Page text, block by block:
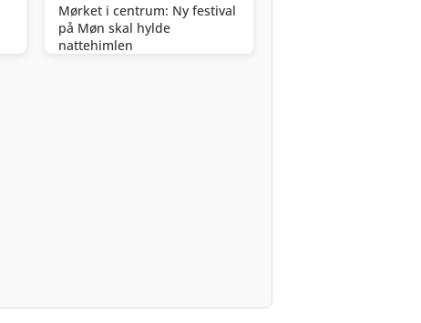
Mørket i centrum: Ny festival
på Møn skal hylde
nattehimlen